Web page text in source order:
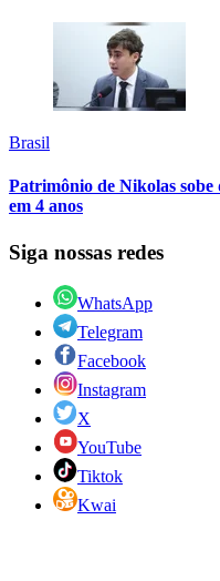
Brasil
Patrimônio de Nikolas
em 4 anos
Siga nossas redes
WhatsApp
Telegram
Facebook
Instagram
X
YouTube
Tiktok
Kwai